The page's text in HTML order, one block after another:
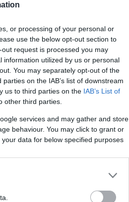
or processing of your personal or
use the below opt-out section to
request is processed you may
utilized by us or personal
You may separately opt-out of the
on the IAB’s list of downstream
us to third parties on the IAB’s List of
other third parties.
services and may gather and store
behaviour. You may click to grant or
data for below specified purposes